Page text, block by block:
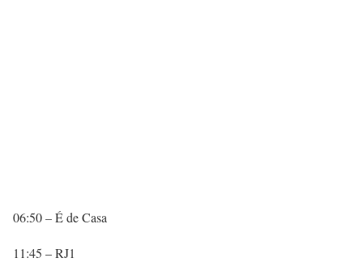
06:50 – É de Casa
11:45 – RJ1